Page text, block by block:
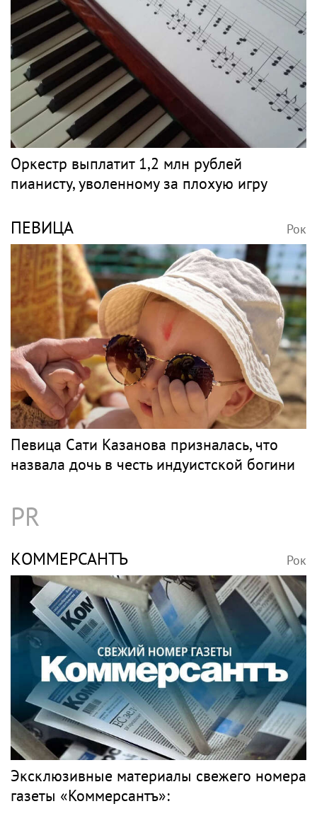
Оркестр выплатит 1,2 млн рублей
пианисту, уволенному за плохую игру
ПЕВИЦА Рок
Певица Сати Казанова призналась, что
назвала дочь в честь индуистской богини
PR
КОММЕРСАНТЪ Рок
Эксклюзивные материалы свежего номера
газеты «Коммерсантъ»: